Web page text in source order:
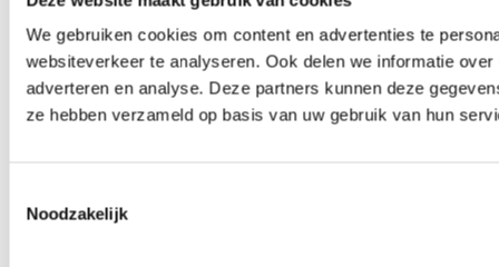
We gebruiken cookies om content en advertenties te
websiteverkeer te analyseren. Ook delen we informatie
adverteren en analyse. Deze partners kunnen deze
ze hebben verzameld op basis van uw gebruik van hun
Noodzakelijk